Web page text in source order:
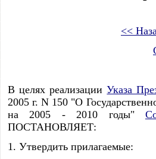
<<
В целях реализацииУказа
2005 г. N 150 "О
на 2005 - 2010 годы"
ПОСТАНОВЛЯЕТ:
1. Утвердить прилагаемые: